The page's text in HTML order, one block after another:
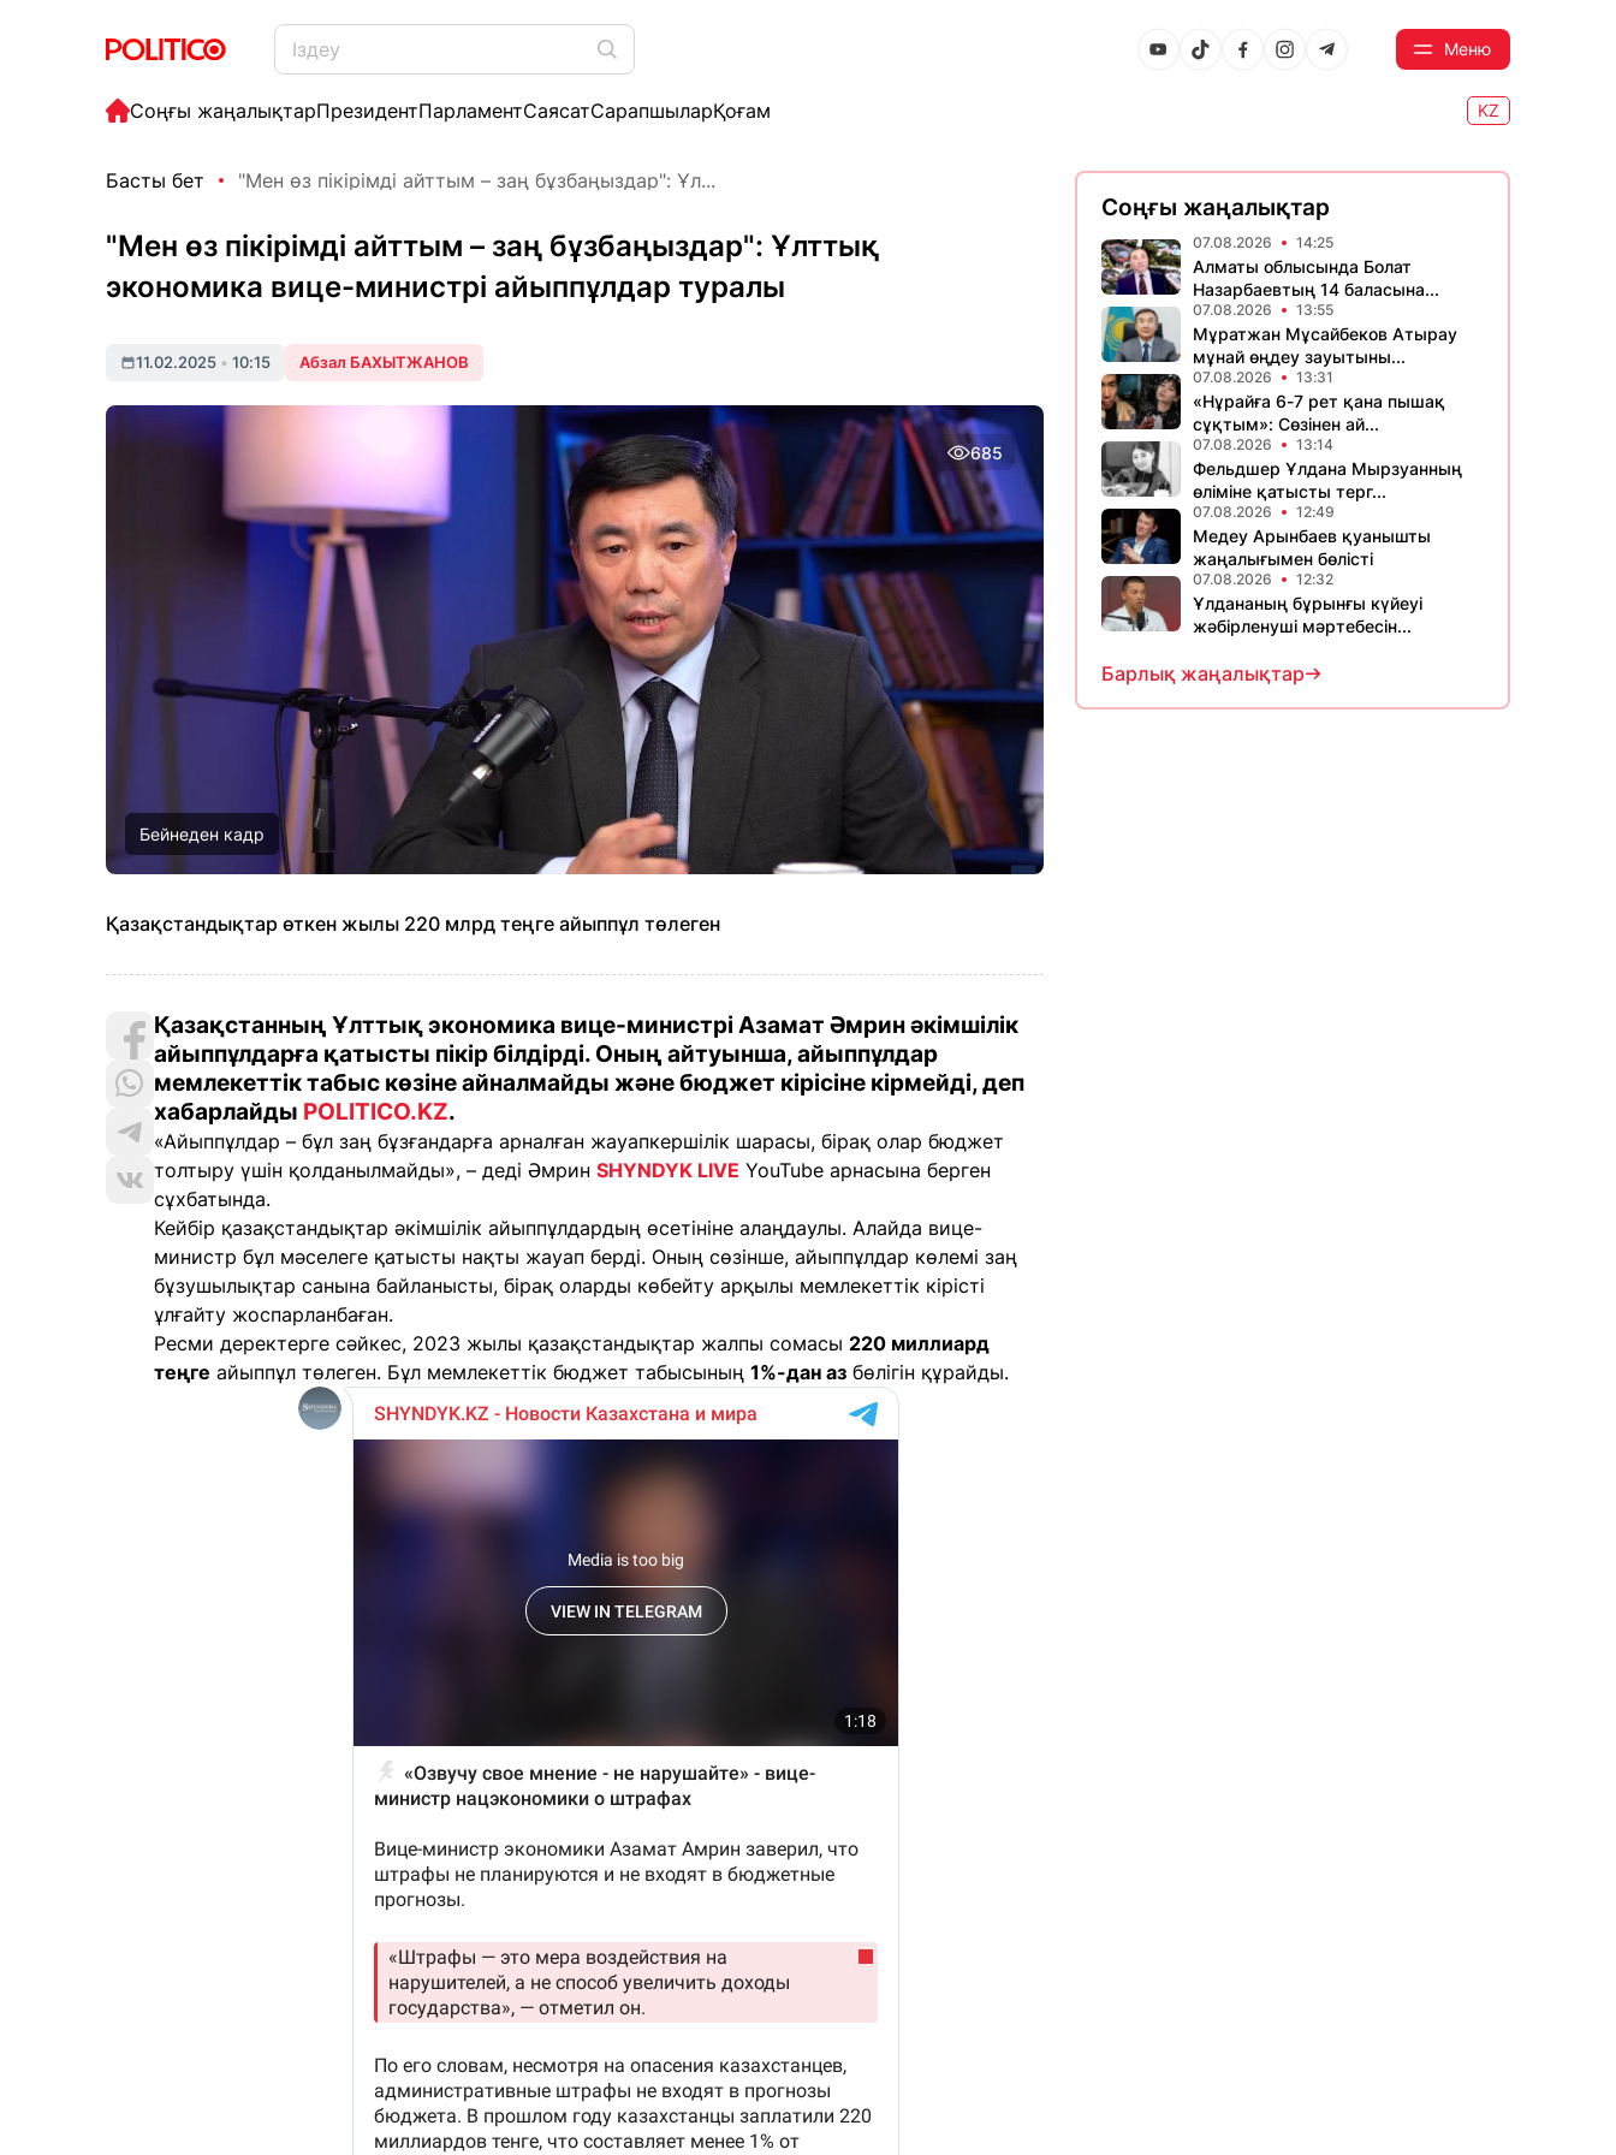
Меню
Соңғы жаңалықтарПрезидентПарламентСаясатСарапшыларҚоғам KZ
Басты бет "Мен өз пікірімді айттым – заң бұзбаңыздар": Ұл...
"Мен өз пікірімді айттым – заң бұзбаңыздар": Ұлттық
экономика вице-министрі айыппұлдар туралы
11.02.2025 • 10:15 Абзал БАХЫТЖАНОВ
685
Бейнеден кадр
Қазақстандықтар өткен жылы 220 млрд теңге айыппұл төлеген
Қазақстанның Ұлттық экономика вице-министрі Азамат Әмрин әкімшілік
айыппұлдарға қатысты пікір білдірді. Оның айтуынша, айыппұлдар
мемлекеттік табыс көзіне айналмайды және бюджет кірісіне кірмейді, деп
хабарлайды POLITICO.KZ.
«Айыппұлдар – бұл заң бұзғандарға арналған жауапкершілік шарасы, бірақ олар бюджет
толтыру үшін қолданылмайды», – деді Әмрин SHYNDYK LIVE YouTube арнасына берген
сұхбатында.
Кейбір қазақстандықтар әкімшілік айыппұлдардың өсетініне алаңдаулы. Алайда вице-
министр бұл мәселеге қатысты нақты жауап берді. Оның сөзінше, айыппұлдар көлемі заң
бұзушылықтар санына байланысты, бірақ оларды көбейту арқылы мемлекеттік кірісті
ұлғайту жоспарланбаған.
Ресми деректерге сәйкес, 2023 жылы қазақстандықтар жалпы сомасы 220 миллиард
теңге айыппұл төлеген. Бұл мемлекеттік бюджет табысының 1%-дан аз бөлігін құрайды.
Соңғы жаңалықтар
07.08.2026 14:25
Алматы облысында Болат
Назарбаевтың 14 баласына...
07.08.2026 13:55
Мұратжан Мұсайбеков Атырау
мұнай өңдеу зауытыны...
07.08.2026 13:31
«Нұрайға 6-7 рет қана пышақ
сұқтым»: Сөзінен ай...
07.08.2026 13:14
Фельдшер Ұлдана Мырзуанның
өліміне қатысты терг...
07.08.2026 12:49
Медеу Арынбаев қуанышты
жаңалығымен бөлісті
07.08.2026 12:32
Ұлдананың бұрынғы күйеуі
жәбірленуші мәртебесін...
Барлық жаңалықтар